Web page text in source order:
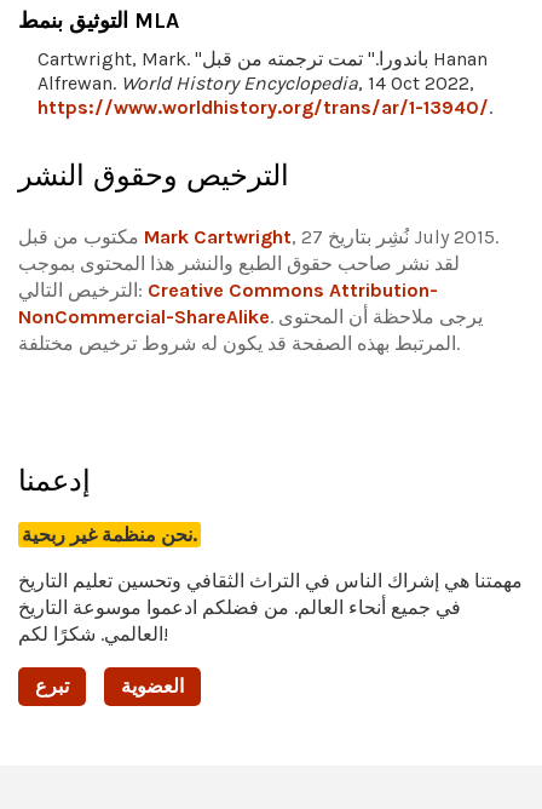
التوثيق بنمط MLA
Cartwright, Mark. "باندورا." تمت ترجمته من قبل Hanan
Alfrewan. World History Encyclopedia, 14 Oct 2022,
https://www.worldhistory.org/trans/ar/1-13940/.
الترخيص وحقوق النشر
Mark Cartwright, نُشِر بتاريخ 27 July 2015.
لقد نشر صاحب حقوق الطبع والنشر هذا المحتوى بموجب
الترخيص التالي: Creative Commons Attribution-
NonCommercial-ShareAlike. يرجى ملاحظة أن المحتوى
المرتبط بهذه الصفحة قد يكون له شروط ترخيص مختلفة.
إدعمنا
نحن منظمة غير ربحية.
مهمتنا هي إشراك الناس في التراث الثقافي وتحسين تعليم التاريخ
في جميع أنحاء العالم. من فضلكم ادعموا موسوعة التاريخ
العالمي. شكرًا لكم!
تبرع العضوية